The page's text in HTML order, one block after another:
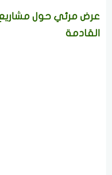
عرض مرئي حول
القادمة